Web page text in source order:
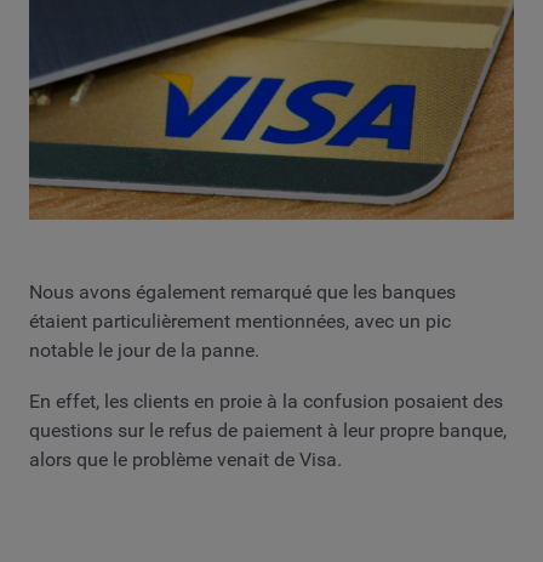
Nous avons également remarqué que les banques
étaient particulièrement mentionnées, avec un pic
notable le jour de la panne.
En effet, les clients en proie à la confusion posaient des
questions sur le refus de paiement à leur propre banque,
alors que le problème venait de Visa.